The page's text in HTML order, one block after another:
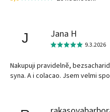
J Jana H
9.3.2026
Nakupuji pravidelně,
syna. A i colacao. Jsem velmi